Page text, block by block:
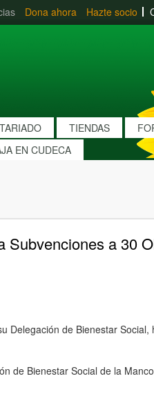
Dona ahora Hazte socio
TIENDAS
EN CUDECA
Subvenciones a 30
Delegación de Bienestar
de Bienestar Social de la